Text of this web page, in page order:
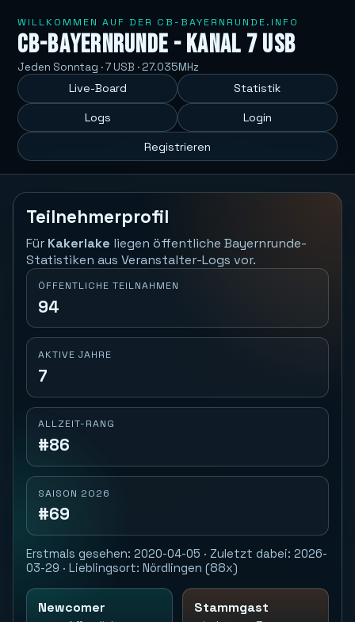
WILLKOMMEN AUF DER CB-BAYERNRUNDE.INFO
CB-Bayernrunde - Kanal 7 USB
Jeden Sonntag · 7 USB · 27.035MHz
Live-Board Statistik
Logs Login
Registrieren
Teilnehmerprofil
Für Kakerlake liegen öffentliche Bayernrunde-
Statistiken aus Veranstalter-Logs vor.
ÖFFENTLICHE TEILNAHMEN
94
AKTIVE JAHRE
7
ALLZEIT-RANG
#86
SAISON 2026
#69
Erstmals gesehen: 2020-04-05 · Zuletzt dabei: 2026-
03-29 · Lieblingsort: Nördlingen (88x)
Newcomer Stammgast